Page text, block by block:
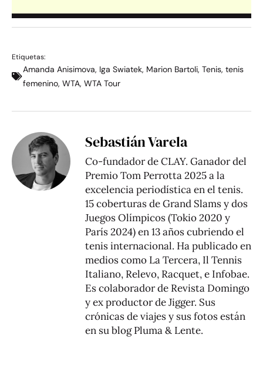
Etiquetas:
Amanda Anisimova, Iga Swiatek, Marion Bartoli, Tenis, tenis
femenino, WTA, WTA Tour
Sebastián Varela
Co-fundador de CLAY. Ganador del
Premio Tom Perrotta 2025 a la
excelencia periodística en el tenis.
15 coberturas de Grand Slams y dos
Juegos Olímpicos (Tokio 2020 y
París 2024) en 13 años cubriendo el
tenis internacional. Ha publicado en
medios como La Tercera, Il Tennis
Italiano, Relevo, Racquet, e Infobae.
Es colaborador de Revista Domingo
y ex productor de Jigger. Sus
crónicas de viajes y sus fotos están
en su blogPluma & Lente.